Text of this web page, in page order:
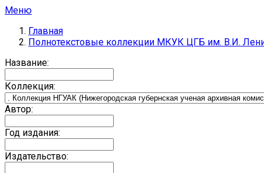
Меню
Главная
Полнотекстовые коллекции МКУК ЦГБ им. В.И.
Название:
Коллекция:
Автор:
Год издания:
Издательство: